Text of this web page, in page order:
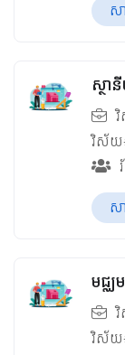
ស
ស្ថ
វិស័យ
ស
មជ្ឈ
វិស័យ